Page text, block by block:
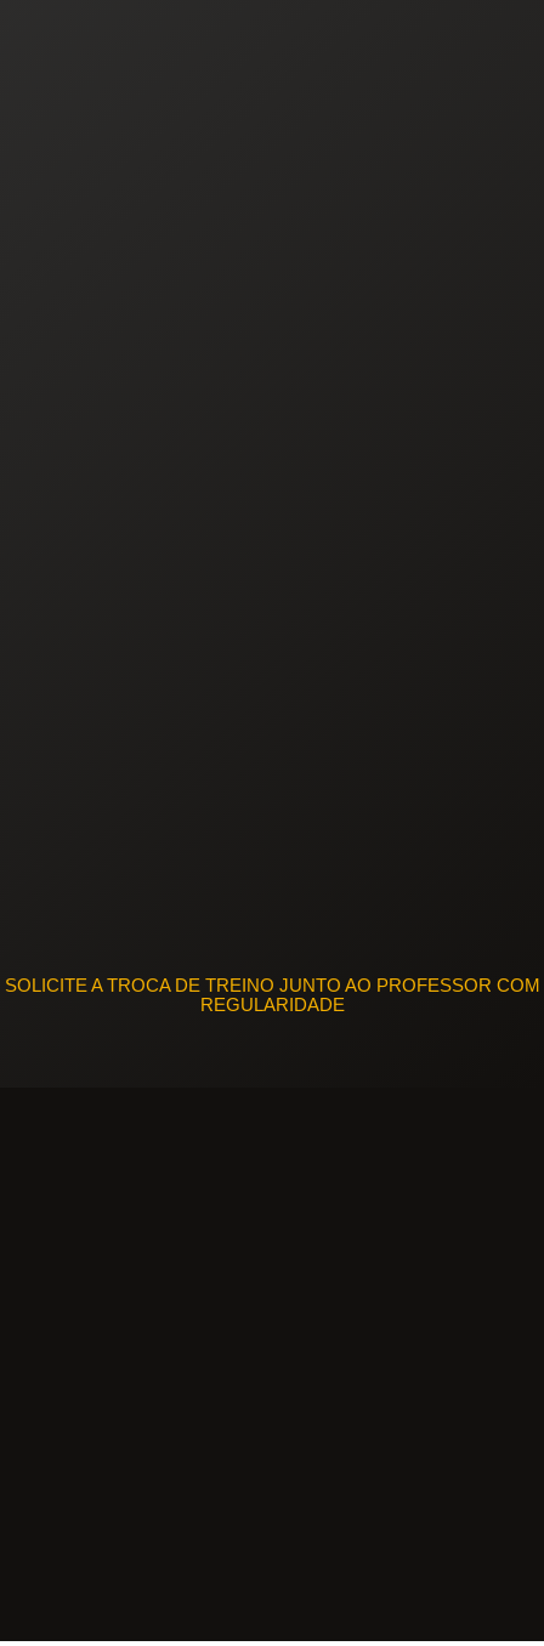
SOLICITE A TROCA DE TREINO JUNTO AO PROFESSOR COM
REGULARIDADE